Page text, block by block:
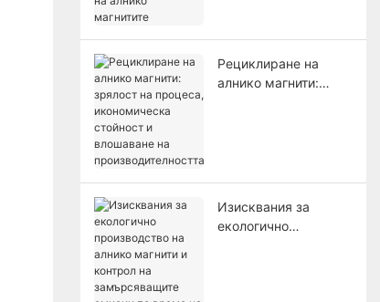
Рециклиране на
алнико магнити:
Изисквания за
екологично